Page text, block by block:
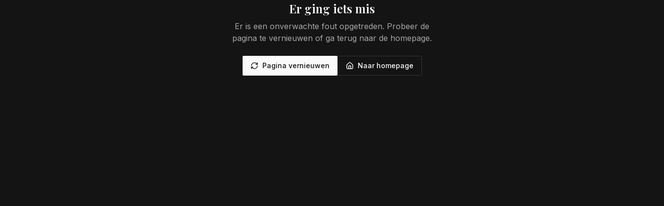
Er ging iets mis
Er is een onverwachte fout opgetreden. Probeer de
pagina te vernieuwen of ga terug naar de homepage.
Pagina vernieuwen Naar homepage